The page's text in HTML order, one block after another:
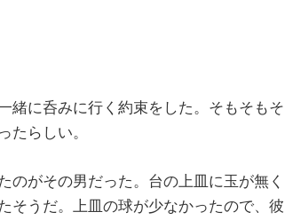
緒に呑みに行く約束をした。そもそもそ
らしい。
がその男だった。台の上皿に玉が無く
そうだ。上皿の球が少なかったので、彼